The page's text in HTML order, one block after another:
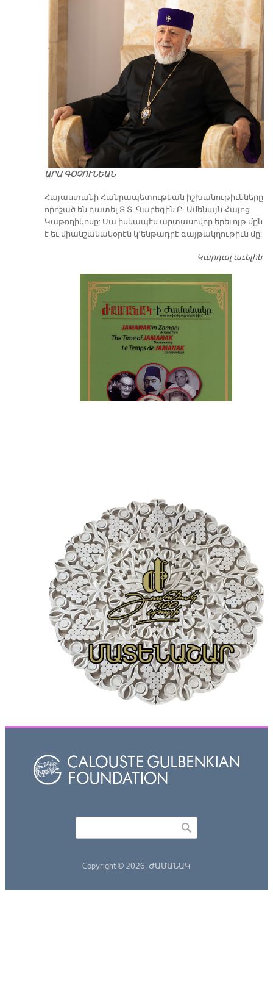
ԱՐԱ ԳՕՉՈՒՆԵԱՆ
​Հայաստանի Հանրապետութեան իշխանութիւնները
որոշած են դատել Տ.Տ. Գարեգին Բ. Ամենայն Հայոց
Կաթողիկոսը: Սա իսկապէս արտասովոր երեւոյթ մըն
է եւ միանշանակօրէն կ՚ենթադրէ գայթակղութիւն մը:
Կարդալ աւելին
Copyright © 2026, ԺԱՄԱՆԱԿ